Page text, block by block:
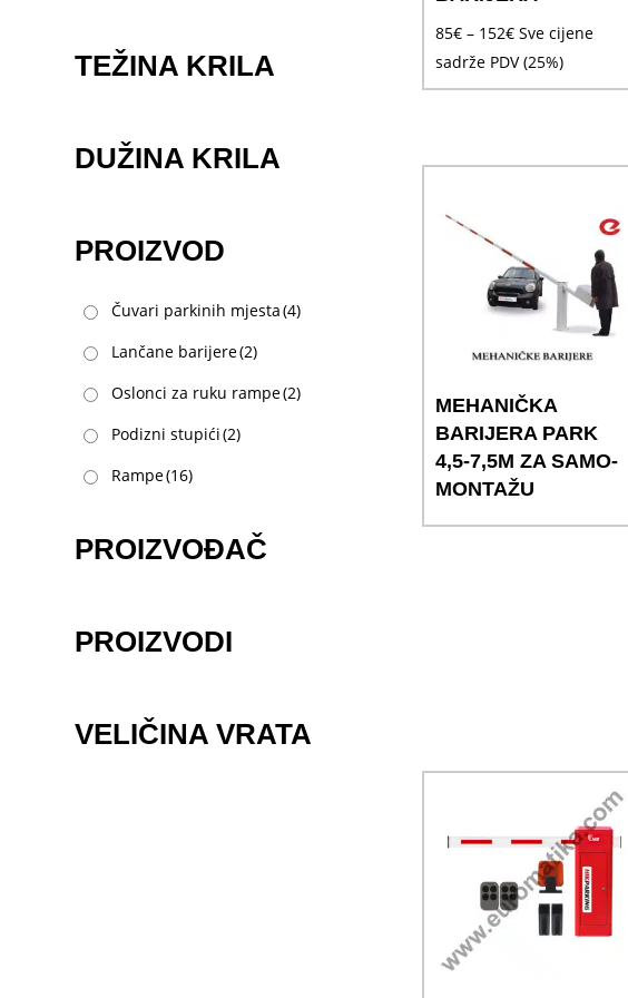
TEŽINA KRILA
DUŽINA KRILA
PROIZVOD
Čuvari parkinih mjesta(4)
Lančane barijere(2)
Oslonci za ruku rampe(2)
Podizni stupići(2)
Rampe(16)
PROIZVOĐAČ
PROIZVODI
VELIČINA VRATA
85€ – 152€Raspon
cijena:
od
Sve cijene
sadrže PDV (25%)
MEHANIČKA
BARIJERA PARK
4,5-7,5M ZA SAMO-
MONTAŽU